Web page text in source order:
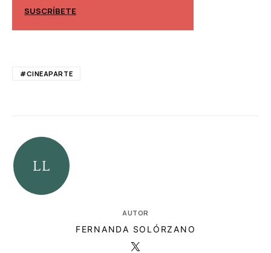
SUSCRÍBETE
#CINEAPARTE
AUTOR
FERNANDA SOLÓRZANO